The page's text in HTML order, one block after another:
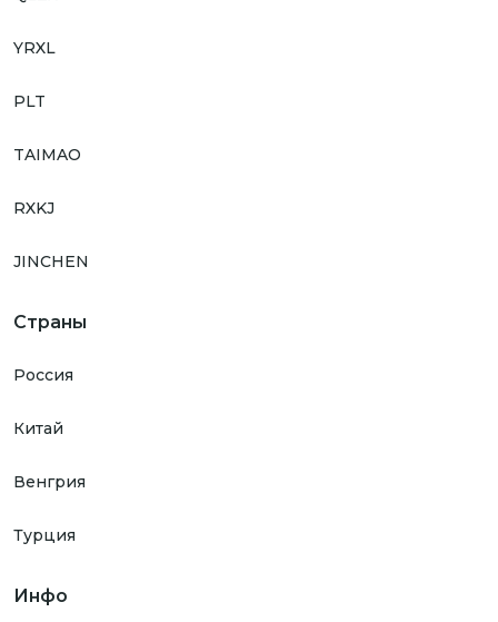
YRXL
PLT
TAIMAO
RXKJ
JINCHEN
Страны
Россия
Китай
Венгрия
Турция
Инфо